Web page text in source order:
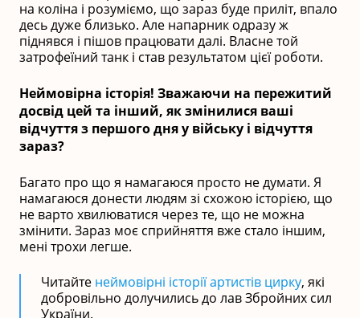
на коліна і розуміємо, що зараз буде приліт, впало
десь дуже близько. Але напарник одразу ж
піднявся і пішов працювати далі. Власне той
затрофеїний танк і став результатом цієї роботи.
Неймовірна історія! Зважаючи на пережитий
досвід цей та інший, як змінилися ваші
відчуття з першого дня у війську і відчуття
зараз?
Багато про що я намагаюся просто не думати. Я
намагаюся донести людям зі схожою історією, що
не варто хвилюватися через те, що не можна
змінити. Зараз моє сприйняття вже стало іншим,
мені трохи легше.
Читайте неймовірні історії артистів цирку, які
добровільно долучились до лав Збройних сил
України.